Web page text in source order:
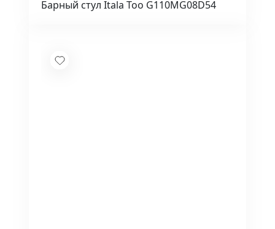
Барный стул Itala Too G110MG08D54